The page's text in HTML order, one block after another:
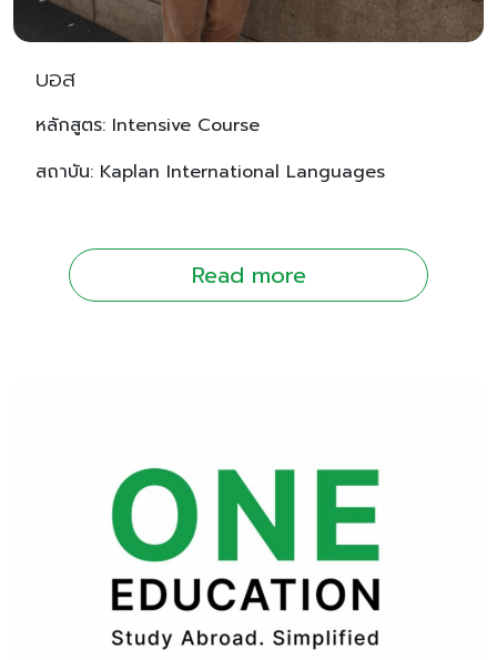
บอส
หลักสูตร: Intensive Course
สถาบัน: Kaplan International Languages
Read more